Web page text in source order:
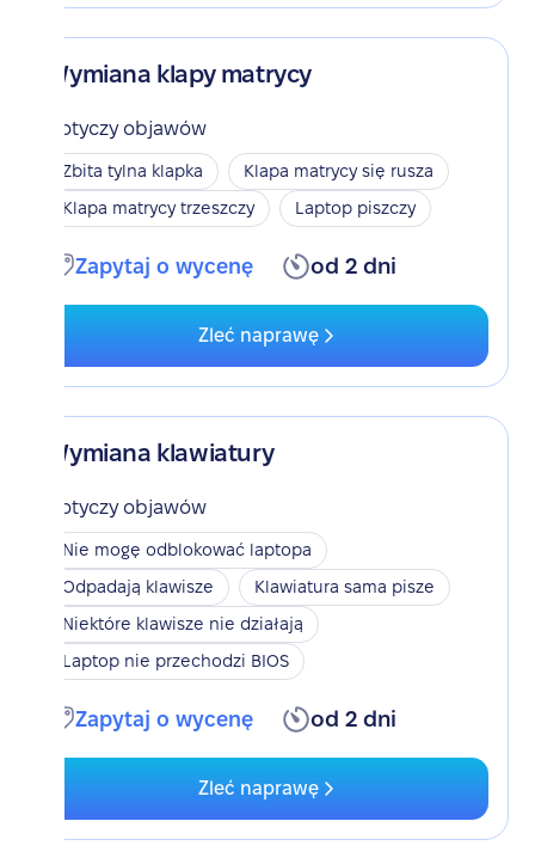
Wymiana klapy matrycy
Dotyczy objawów
Zbita tylna klapka
Klapa matrycy się rusza
Klapa matrycy trzeszczy
Laptop piszczy
Zapytaj o wycenę od 2 dni
Zleć naprawę
Wymiana klawiatury
Dotyczy objawów
Nie mogę odblokować laptopa
Odpadają klawisze
Klawiatura sama pisze
Niektóre klawisze nie działają
Laptop nie przechodzi BIOS
Zapytaj o wycenę od 2 dni
Zleć naprawę